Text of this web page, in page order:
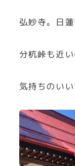
弘妙寺。日蓮
分杭峠も近
気持ちのい